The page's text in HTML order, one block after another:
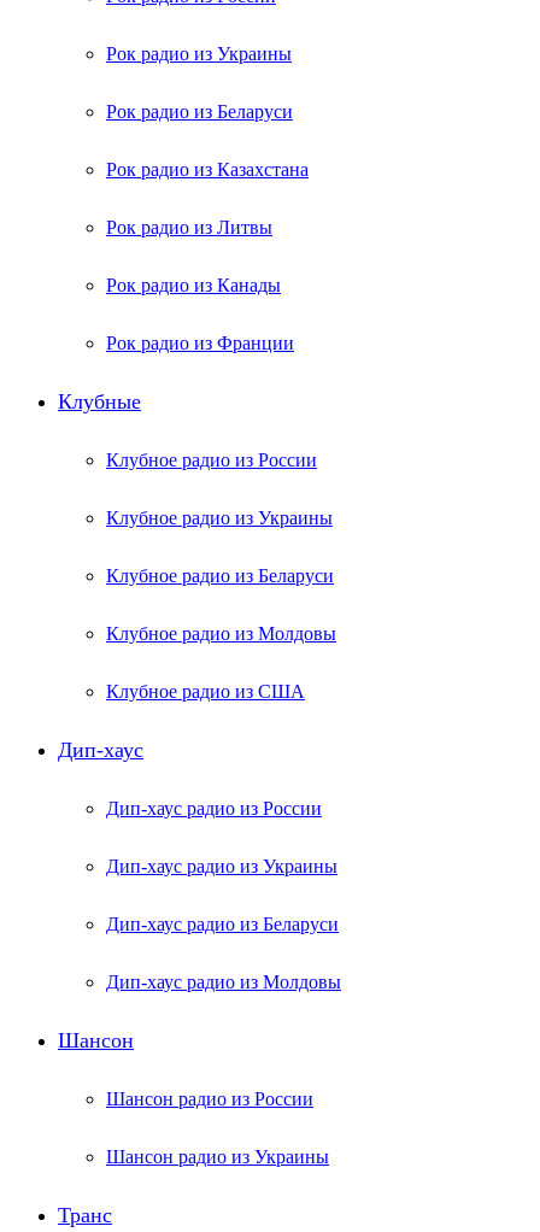
Рок радио из Украины
Рок радио из Беларуси
Рок радио из Казахстана
Рок радио из Литвы
Рок радио из Канады
Рок радио из Франции
Клубные
Клубное радио из России
Клубное радио из Украины
Клубное радио из Беларуси
Клубное радио из Молдовы
Клубное радио из США
Дип-хаус
Дип-хаус радио из России
Дип-хаус радио из Украины
Дип-хаус радио из Беларуси
Дип-хаус радио из Молдовы
Шансон
Шансон радио из России
Шансон радио из Украины
Транс